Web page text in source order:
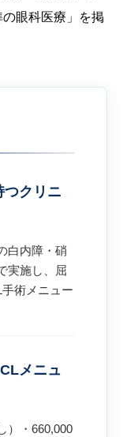
眼科医療」を掲
つクリニ
白内障・硝
実施し、屈
術メニュー
メニュ
）・660,000